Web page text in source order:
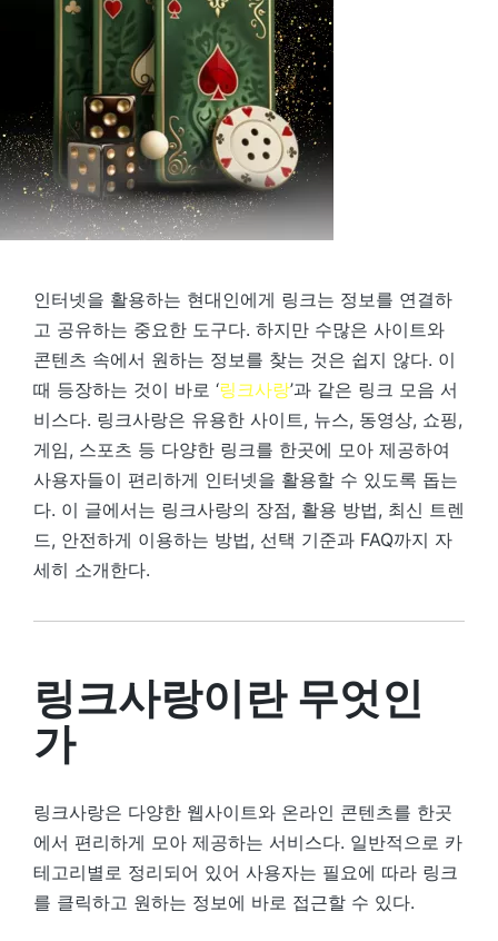
인터넷을 활용하는 현대인에게 링크는 정보를 연결하
고 공유하는 중요한 도구다. 하지만 수많은 사이트와
콘텐츠 속에서 원하는 정보를 찾는 것은 쉽지 않다. 이
때 등장하는 것이 바로 ‘링크사랑’과 같은 링크 모음 서
비스다. 링크사랑은 유용한 사이트, 뉴스, 동영상, 쇼핑,
게임, 스포츠 등 다양한 링크를 한곳에 모아 제공하여
사용자들이 편리하게 인터넷을 활용할 수 있도록 돕는
다. 이 글에서는 링크사랑의 장점, 활용 방법, 최신 트렌
드, 안전하게 이용하는 방법, 선택 기준과 FAQ까지 자
세히 소개한다.
링크사랑이란 무엇인
가
링크사랑은 다양한 웹사이트와 온라인 콘텐츠를 한곳
에서 편리하게 모아 제공하는 서비스다. 일반적으로 카
테고리별로 정리되어 있어 사용자는 필요에 따라 링크
를 클릭하고 원하는 정보에 바로 접근할 수 있다.